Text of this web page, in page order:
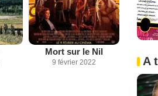
Mort sur le Nil
9 février 2022 A